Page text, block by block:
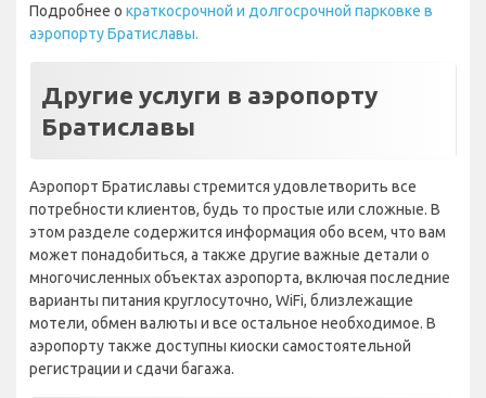
Подробнее о краткосрочной и долгосрочной парковке в
аэропорту Братиславы.
Другие услуги в аэропорту
Братиславы
Аэропорт Братиславы стремится удовлетворить все
потребности клиентов, будь то простые или сложные. В
этом разделе содержится информация обо всем, что вам
может понадобиться, а также другие важные детали о
многочисленных объектах аэропорта, включая последние
варианты питания круглосуточно, WiFi, близлежащие
мотели, обмен валюты и все остальное необходимое. В
аэропорту также доступны киоски самостоятельной
регистрации и сдачи багажа.